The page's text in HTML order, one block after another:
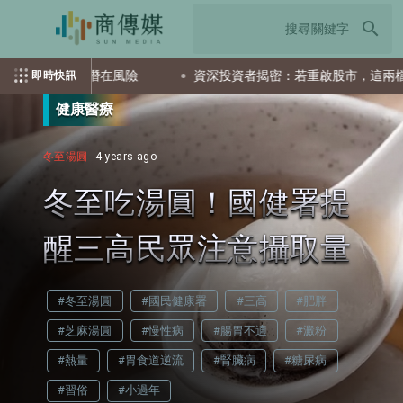
search
即時快訊
用潛在風險 資深投資者揭密：若重啟股市，這兩檔ETF會是
健康醫療
冬至湯圓 4 years ago
冬至吃湯圓！國健署提
醒三高民眾注意攝取量
#冬至湯圓 #國民健康署 #三高 #肥胖
#芝麻湯圓 #慢性病 #腸胃不適 #澱粉
#熱量 #胃食道逆流 #腎臟病 #糖尿病
#習俗 #小過年